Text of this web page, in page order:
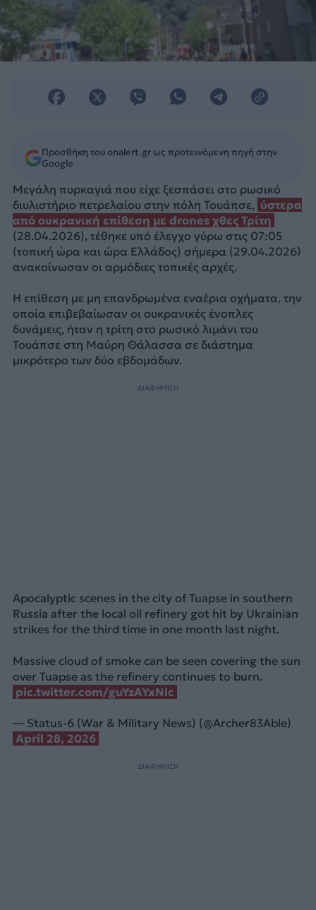
Προσθήκη του onalert.gr ως προτεινόμενη πηγή στην
Google
Μεγάλη πυρκαγιά που είχε ξεσπάσει στο ρωσικό
διυλιστήριο πετρελαίου στην πόλη Τουάπσε, ύστερα
από ουκρανική επίθεση με drones χθες Τρίτη
(28.04.2026), τέθηκε υπό έλεγχο γύρω στις 07:05
(τοπική ώρα και ώρα Ελλάδος) σήμερα (29.04.2026)
ανακοίνωσαν οι αρμόδιες τοπικές αρχές.
Η επίθεση με μη επανδρωμένα εναέρια οχήματα, την
οποία επιβεβαίωσαν οι ουκρανικές ένοπλες
δυνάμεις, ήταν η τρίτη στο ρωσικό λιμάνι του
Τουάπσε στη Μαύρη Θάλασσα σε διάστημα
μικρότερο των δύο εβδομάδων.
ΔΙΑΦΗΜΙΣΗ
Apocalyptic scenes in the city of Tuapse in southern
Russia after the local oil refinery got hit by Ukrainian
strikes for the third time in one month last night.
Massive cloud of smoke can be seen covering the sun
over Tuapse as the refinery continues to burn.
pic.twitter.com/guYzAYxNlc
— Status-6 (War & Military News) (@Archer83Able)
April 28, 2026
ΔΙΑΦΗΜΙΣΗ